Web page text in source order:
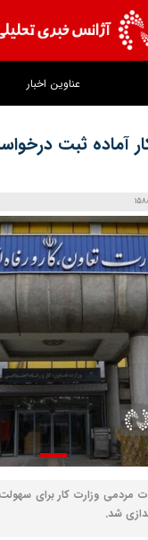
عناوین اخبار
آماده ثبت
مردمی وزارت کار برای
شد.